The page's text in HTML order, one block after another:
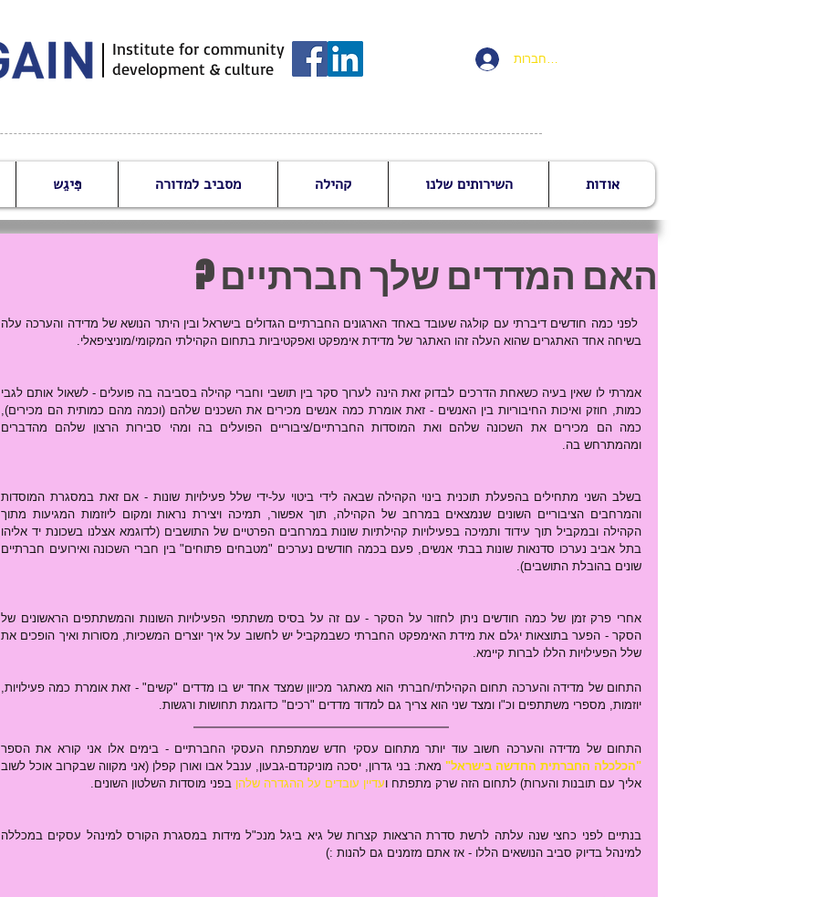
Institute for community
development & culture
להתחברות
פִּיגֵש מסביב למדורה קהילה השירותים שלנו אודות
האם המדדים שלך חברתיים ?
בשיחה אחד האתגרים שהוא העלה זהו האתגר של מדידת אימפקט ואפקטיביות בתחום הקהילתי המקומי/מוניציפאלי.
ומהמתרחש בה.
שונים בהובלת התושבים).
שלל הפעילויות הללו לברות קיימא.
יוזמות, מספרי משתתפים וכ"ו ומצד שני הוא צריך גם למדוד מדדים "רכים" כדוגמת תחושות ורגשות.
התחום של מדידה והערכה חשוב עוד יותר מתחום עסקי חדש שמתפתח העסקי החברתיים - בימים אלו אני קורא את הספר
"הכלכלה החברתית החדשה בישראל"
אליך עם תובנות והערות) לתחום הזה שרק מתפתח ועדיין עובדים על ההגדרה שלהן בפני מוסדות השלטון השונים.
למינהל בדיוק סביב הנושאים הללו - אז אתם מזמנים גם להנות :)